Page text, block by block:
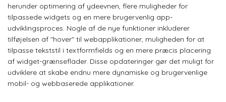
herunder optimering af ydeevnen, flere muligheder for
tilpassede widgets og en mere brugervenlig app-
udviklingsproces. Nogle af de nye funktioner inkluderer
tilføjelsen af ​​"hover" til webapplikationer, muligheden for at
tilpasse tekststil i textformfields og en mere præcis placering
af widget-grænseflader. Disse opdateringer gør det muligt for
udviklere at skabe endnu mere dynamiske og brugervenlige
mobil- og webbaserede applikationer.